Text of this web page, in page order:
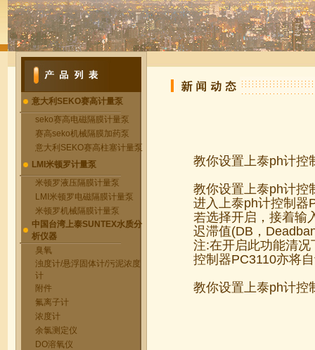
意大利SEKO赛高计量泵
seko赛高电磁隔膜计量泵
赛高seko机械隔膜加药泵
意大利SEKO赛高柱塞计量泵
LMI米顿罗计量泵
米顿罗液压隔膜计量泵
LMI米顿罗电磁隔膜计量泵
米顿罗机械隔膜计量泵
中国台湾上泰SUNTEX水质分
析仪器
臭氧
浊度计/悬浮固体计/污泥浓度
计
附件
氟离子计
浓度计
余氯测定仪
DO溶氧仪
教你设置上泰ph计控
教你设置上泰ph计控
进入上泰ph计控制器
若选择开启，接着输
迟滞值(DB，
注:在开启此功能清
控制器PC3110亦将
教你设置上泰ph计控